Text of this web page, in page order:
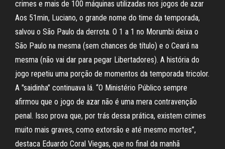
crimes e mais de 100 máquinas utilizadas nos jogos de azar
Aos 51min, Luciano, o grande nome do time da temporada,
salvou o São Paulo da derrota. O 1 a 1 no Morumbi deixa o
São Paulo na mesma (sem chances de título) e o Ceará na
mesma (não vai dar para pegar Libertadores). A história do
jogo repetiu uma porção de momentos da temporada tricolor.
A "saidinha" continuava lá. “O Ministério Público sempre
afirmou que o jogo de azar não é uma mera contravenção
penal. Isso prova que, por trás dessa prática, existem crimes
muito mais graves, como extorsão e até mesmo mortes”,
destaca Eduardo Coral Viegas, que no final da manhã